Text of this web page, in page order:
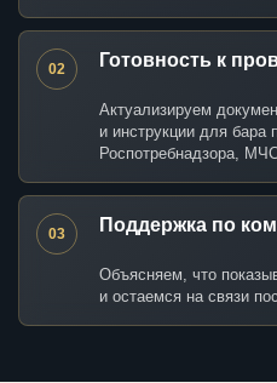
02 Готовность к
Актуализируем
и инструкции для бара
Роспотребнадзора,
03 Поддержка по
Объясняем, что
и остаемся на связи